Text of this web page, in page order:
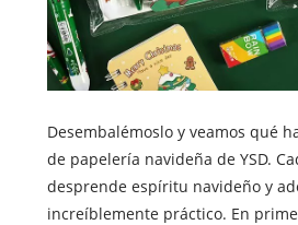
Desembalémoslo y veamos qué
de papelería navideña de YSD.
desprende espíritu navideño y
increíblemente práctico. En